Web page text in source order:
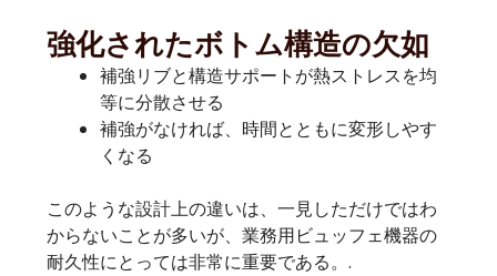
強化されたボトム構造の欠如
補強リブと構造サポートが熱ストレスを均
等に分散させる
補強がなければ、時間とともに変形しやす
くなる
このような設計上の違いは、一見しただけではわ
からないことが多いが、業務用ビュッフェ機器の
耐久性にとっては非常に重要である。.